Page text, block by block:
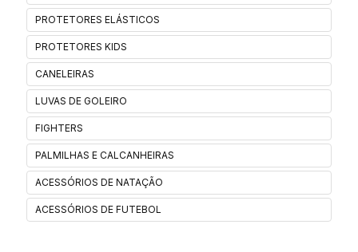
PROTETORES ELÁSTICOS
PROTETORES KIDS
CANELEIRAS
LUVAS DE GOLEIRO
FIGHTERS
PALMILHAS E CALCANHEIRAS
ACESSÓRIOS DE NATAÇÃO
ACESSÓRIOS DE FUTEBOL